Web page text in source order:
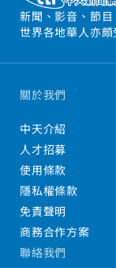
新聞、影音、節
世界各地華人亦
關於我們
中天介紹
人才招募
使用條款
隱私權條款
免責聲明
商務合作方案
聯絡我們